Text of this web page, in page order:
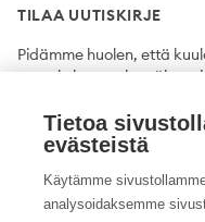
TILAA UUTISKIRJE
Pidämme huolen, että
uutuuksista ensimmäisten
Tilaa
Tietoa
evästeistä
Käytämme
analysoidaksemme